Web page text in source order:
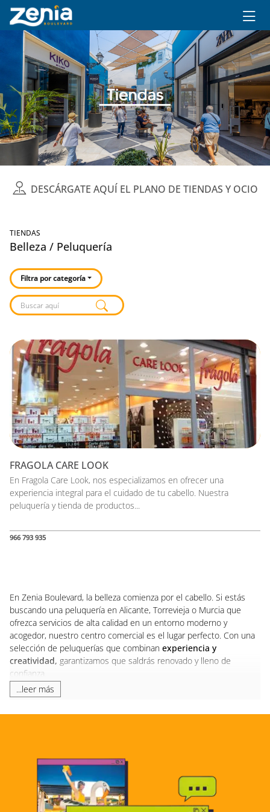
Ir al contenido principal
DESCÁRGATE AQUÍ EL PLANO DE TIENDAS Y OCIO
TIENDAS
Belleza / Peluquería
Filtra por categoría
Listado de locales
FRAGOLA CARE LOOK
En Fragola Care Look, nos especializamos en ofrecer una
experiencia integral para el cuidado de tu cabello. Nuestra
peluquería y tienda de productos...
966 793 935
En Zenia Boulevard, la belleza comienza por el cabello. Si estás
buscando una peluquería en Alicante, Torrevieja o Murcia que
ofrezca servicios de alta calidad en un entorno moderno y
acogedor, nuestro centro comercial es el lugar perfecto. Con una
selección de peluquerías que combinan experiencia y
creatividad, garantizamos que saldrás renovado y lleno de
confianza.
Servicios de peluquería en Zenia
color, hidratación y peinados para eventos especiales,
nuestras peluquerías están equipadas para atender todas tus
necesidades. EnFragola Care Look
, nuestra peluquería unisex,
podrás disfrutar de una experiencia integral que te dejará como
...leer más